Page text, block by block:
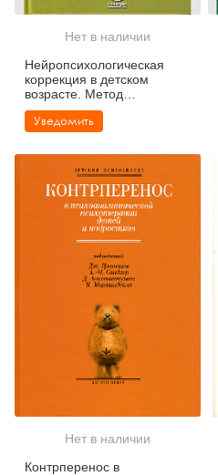
Нет в наличии
Нейропсихологическая
коррекция в детском
возрасте. Метод
замещающего онтогенеза
Уведомить
Нет в наличии
Контрперенос в